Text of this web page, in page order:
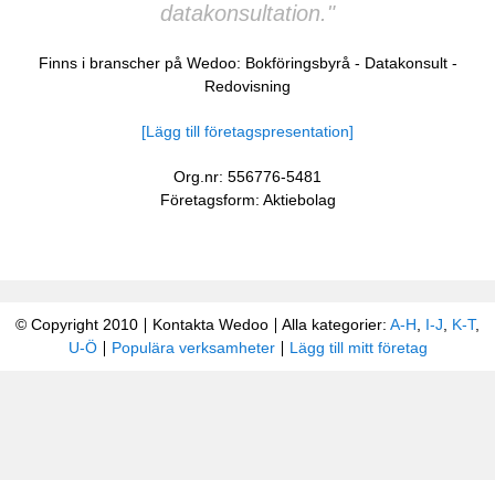
datakonsultation."
Finns i branscher på Wedoo: Bokföringsbyrå - Datakonsult-
Redovisning
[Lägg till företagspresentation]
Org.nr: 556776-5481
Företagsform: Aktiebolag
© Copyright 2010 Kontakta Wedoo Alla kategorier: A-H I-J K-T,
U-Ö
Populära verksamheter Lägg till mitt företag